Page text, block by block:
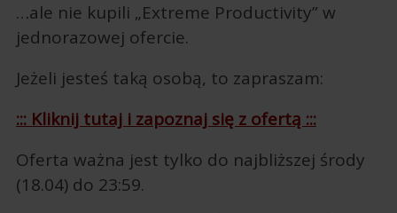
…ale nie kupili „Extreme Productivity” w
jednorazowej ofercie.
Jeżeli jesteś taką osobą, to zapraszam:
::: Kliknij tutaj i zapoznaj się z ofertą :::
Oferta ważna jest tylko do najbliższej środy
(18.04) do 23:59.